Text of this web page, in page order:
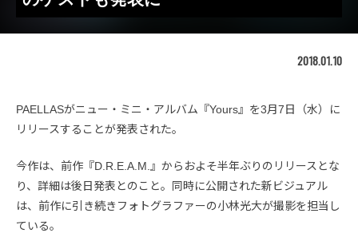
2018.01.10
PAELLASがニュー・ミニ・アルバム『Yours』を3月7日（水）に
リリースすることが発表された。
今作は、前作『D.R.E.A.M.』からおよそ半年ぶりのリリースとな
り、詳細は後日発表とのこと。同時に公開された新ビジュアル
は、前作に引き続きフォトグラファーの小林光大が撮影を担当し
ている。